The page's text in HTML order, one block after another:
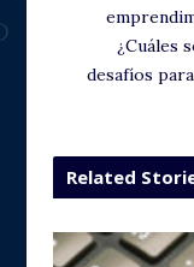
¿Cuáles
desafíos
Related